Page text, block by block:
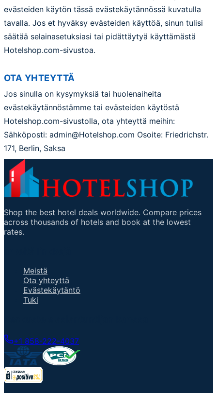
evästeiden käytön tässä evästekäytännössä kuvatulla
tavalla. Jos et hyväksy evästeiden käyttöä, sinun tulisi
säätää selainasetuksiasi tai pidättäytyä käyttämästä
Hotelshop.com-sivustoa.
OTA YHTEYTTÄ
Jos sinulla on kysymyksiä tai huolenaiheita
evästekäytännöstämme tai evästeiden käytöstä
Hotelshop.com-sivustolla, ota yhteyttä meihin:
Sähköposti: admin@Hotelshop.com Osoite: Friedrichstr.
171, Berlin, Saksa
Shop the best hotel deals worldwide. Compare prices
across thousands of hotels and book at the lowest
rates.
Meistä
Ota yhteyttä
Evästekäytäntö
Tuki
+1 858-222-4037